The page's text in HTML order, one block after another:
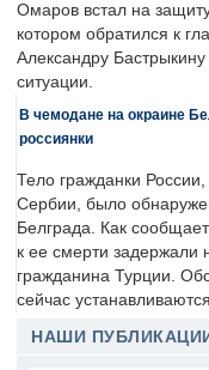
Омаров встал на
котором обратился к
Александру
ситуации.
В чемодане на окраине
россиянки
Тело гражданки
Сербии, было
Белграда. Как
к ее смерти задержали
гражданина Турции.
сейчас
НАШИ